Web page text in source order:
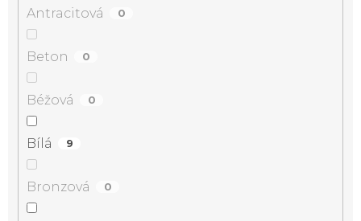
Antracitová 0
Beton 0
Béžová 0
Bílá 9
Bronzová 0